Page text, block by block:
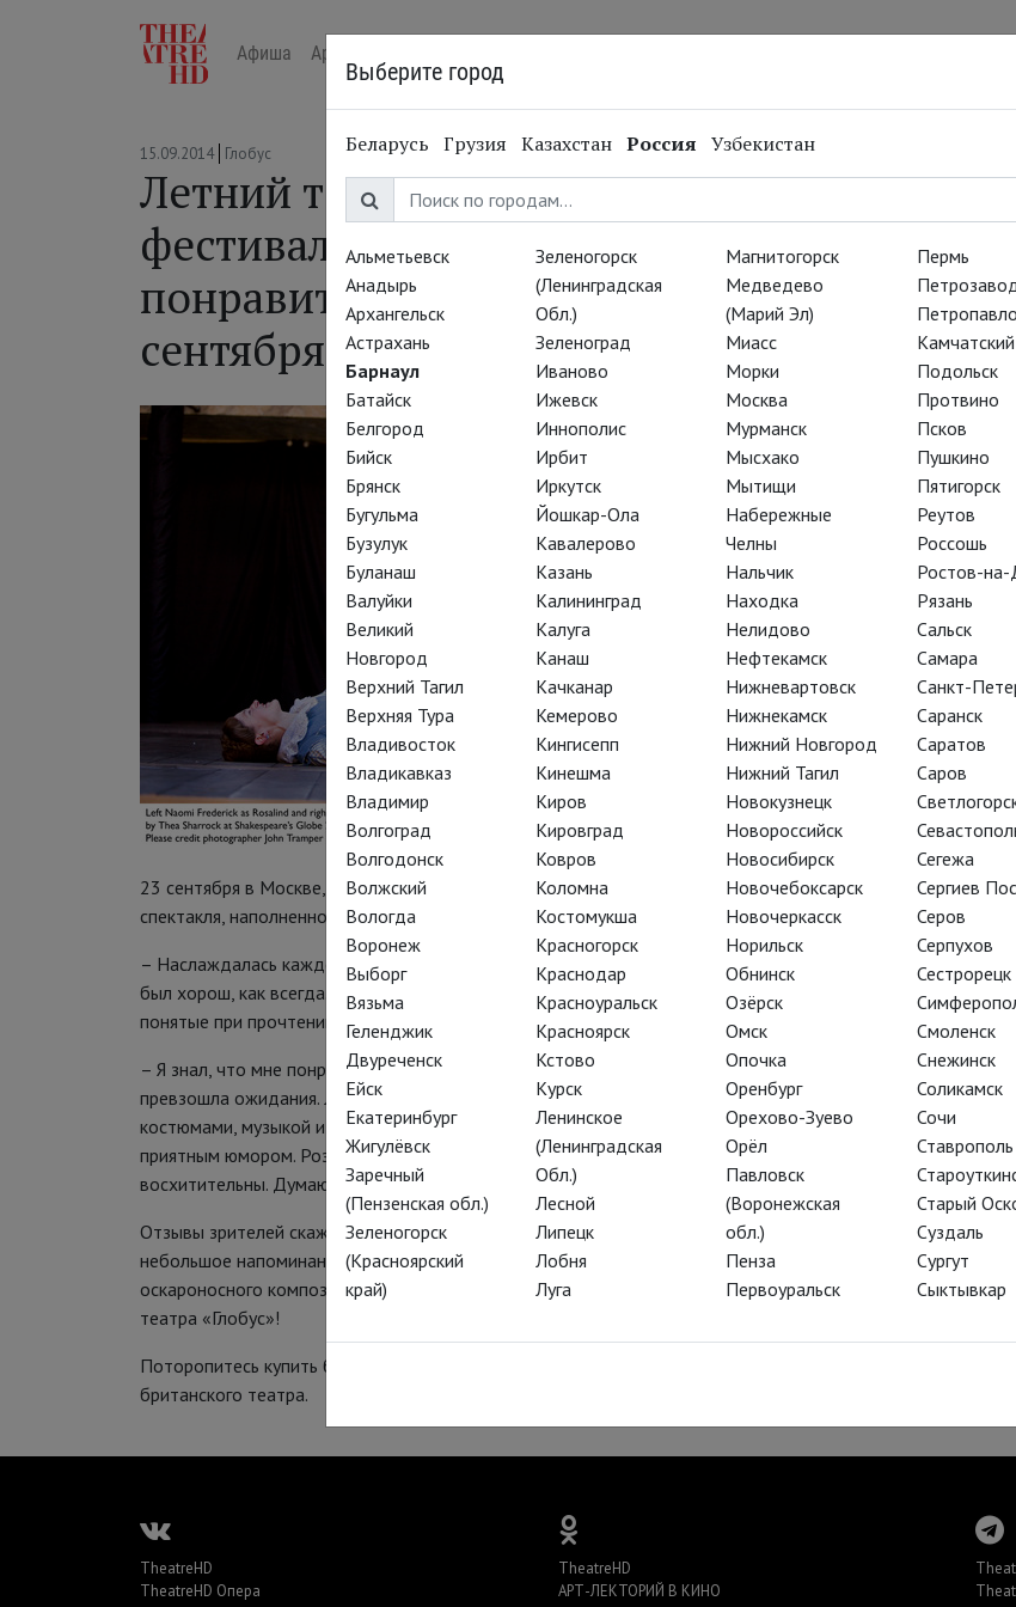
Афиша Арт-лекторий в кино
15.09.2014 Глобус
Летний театральный
фестиваль. Как вам это
понравится. Премьера 23
сентября
23 сентября в Москве, Санкт-Петербурге и Ярославле пройдет премьера
спектакля, наполненного юностью и юмором, «Как вам это понравится»!
– Наслаждалась каждой минутой! Любимый "Щас спою. И станцую" Глобус
был хорош, как всегда. Для меня заиграли и раскрылись персонажи, не очень
понятые при прочтении пьесы. Как всегда - полный эффект присутствия.
– Я знал, что мне понравится, но был приятно удивлен тем, что реальность
превзошла ожидания. Любимый Глобус как всегда порадовал актерами,
костюмами, музыкой и аутентичностью изложения. Гротескная комедия с
приятным юмором. Розалинда и меланхоличный Жак особенно
восхитительны. Думаю, что обязательно посмотрю постановку второй раз.
Отзывы зрителей скажут о спектакле больше, чем могли бы мы :) И все-таки
небольшое напоминание: яркая романтическая комедия с музыкой
оскароносного композитора, поцелуями и переодеваниями в постановке
театра «Глобус»!
Поторопитесь купить билеты и оставайтесь с нами на волне Шекспира и
британского театра.
TheatreHD
TheatreHD Опера
TheatreHD
АРТ-ЛЕКТОРИЙ В КИНО
Выберите город
Беларусь Грузия Казахстан Россия Узбекистан
Альметьевск
Анадырь
Архангельск
Астрахань
Барнаул
Батайск
Белгород
Бийск
Брянск
Бугульма
Бузулук
Буланаш
Валуйки
Великий
Новгород
Верхний Тагил
Верхняя Тура
Владивосток
Владикавказ
Владимир
Волгоград
Волгодонск
Волжский
Вологда
Воронеж
Выборг
Вязьма
Геленджик
Двуреченск
Ейск
Екатеринбург
Жигулёвск
Заречный
(Пензенская обл.)
Зеленогорск
(Красноярский
край)
Зеленогорск
(Ленинградская
Обл.)
Зеленоград
Иваново
Ижевск
Иннополис
Ирбит
Иркутск
Йошкар-Ола
Кавалерово
Казань
Калининград
Калуга
Канаш
Качканар
Кемерово
Кингисепп
Кинешма
Киров
Кировград
Ковров
Коломна
Костомукша
Красногорск
Краснодар
Красноуральск
Красноярск
Кстово
Курск
Ленинское
(Ленинградская
Обл.)
Лесной
Липецк
Лобня
Луга
Магнитогорск
Медведево
(Марий Эл)
Миасс
Морки
Москва
Мурманск
Мысхако
Мытищи
Набережные
Челны
Нальчик
Находка
Нелидово
Нефтекамск
Нижневартовск
Нижнекамск
Нижний Новгород
Нижний Тагил
Новокузнецк
Новороссийск
Новосибирск
Новочебоксарск
Новочеркасск
Норильск
Обнинск
Озёрск
Омск
Опочка
Оренбург
Орехово-Зуево
Орёл
Павловск
(Воронежская
обл.)
Пенза
Первоуральск
Пермь
Камчатский
Подольск
Протвино
Псков
Пушкино
Пятигорск
Реутов
Россошь
Ростов-
Рязань
Сальск
Самара
Санкт-
Саранск
Саратов
Саров
Сегежа
Сергиев
Серов
Серпухов
Сестрорецк
Смоленск
Снежинск
Соликамск
Сочи
Ставрополь
Старый
Суздаль
Сургут
Сыктывкар